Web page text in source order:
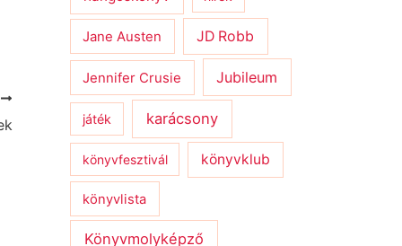
Jane Austen JD Robb
Jennifer Crusie Jubileum
játék karácsony
könyvfesztivál könyvklub
könyvlista
Könyvmolyképző